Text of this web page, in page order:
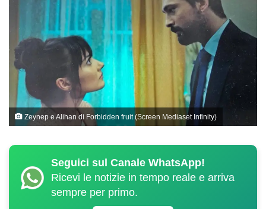
Zeynep e Alihan di Forbidden fruit (Screen Mediaset Infinity)
Seguici sul Canale WhatsApp!
Ricevi le notizie in tempo reale e arriva
sempre per primo.